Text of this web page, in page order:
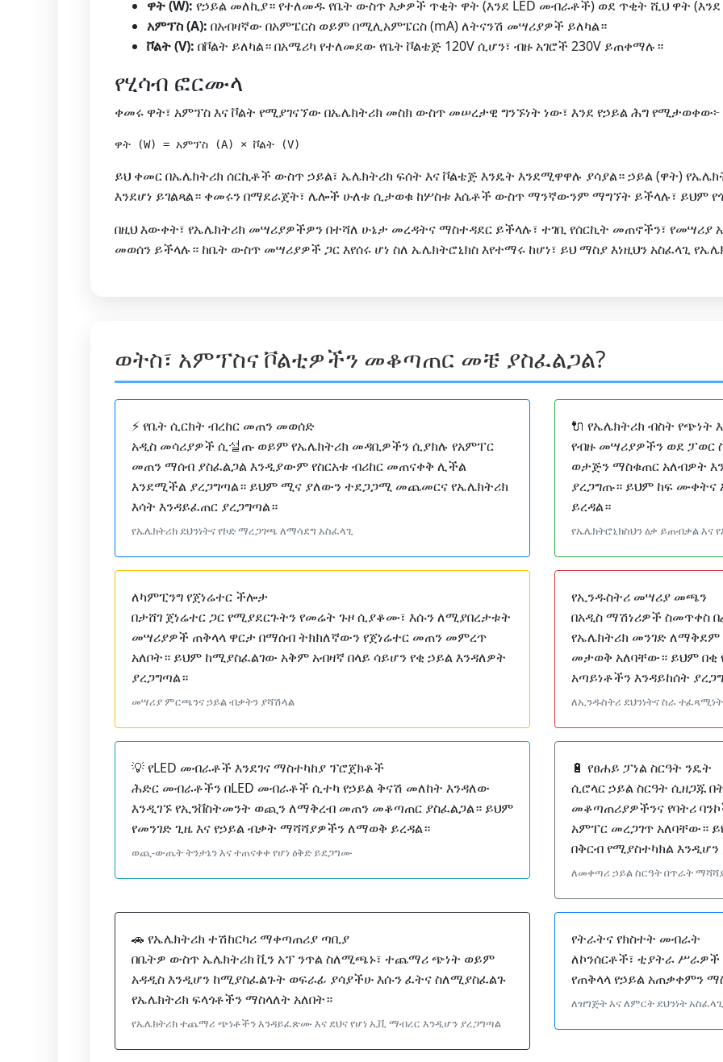
ዋት (W): የኃይል መለኪያ። የተለመዱ የቤት ውስጥ እቃዎች ጥቂት ዋት (እንደ LED መብራቶች) ወደ ጥቂት ሺህ ዋት
አምፕስ (A): በአብዛኛው በአምፔርስ ወይም በሚሊአምፔርስ (mA) ለትናንሽ መሣሪያዎች ይለካል።
ቮልት (V): በቮልት ይለካል። በአሜሪካ የተለመደው የቤት ቮልቴጅ 120V ሲሆን፣ ብዙ አገሮች 230V ይጠቀማሉ።
የሂሳብ ፎርሙላ
ቀመሩ ዋት፣ አምፕስ እና ቮልት የሚያገናኘው በኤሌክትሪክ መስክ ውስጥ መሠረታዊ ግንኙነት ነው፣ እንደ የኃይል ሕግ የሚታወቀው፦
ይህ ቀመር በኤሌክትሪክ ሰርኪቶች ውስጥ ኃይል፣ ኤሌክትሪክ ፍሰት እና ቮልቴጅ እንዴት እንደሚዋዋሉ ያሳያል። ኃይል (ዋት)
እንደሆነ ይገልጻል። ቀመሩን በማደራጀት፣ ሌሎች ሁለቱ ሲታወቁ ከሦስቱ እሴቶች ውስጥ ማንኛውንም ማግኘት ይችላሉ፣ ይህም
በዚህ እውቀት፣ የኤሌክትሪክ መሣሪያዎችዎን በተሻለ ሁኔታ መረዳትና ማስተዳደር ይችላሉ፣ ተገቢ የሰርኪት መጠኖችን፣ የመሣሪያ
መወሰን ይችላሉ። ከቤት ውስጥ መሣሪያዎች ጋር እየሰሩ ሆነ ስለ ኤሌክትሮኒክስ እየተማሩ ከሆነ፣ ይህ ማስያ እነዚህን አስፈላጊ
ወትስ፣ አምፕስና ቮልቲዎችን መቆጣጠር መቼ ያስፈልጋል?
⚡ የቤት ሲርክት ብረከር መጠን መወሰድ
አዲስ መሳሪያዎች ሲ설ጡ ወይም የኤሌክትሪክ መዳቢዎችን ሲያክሉ የአምፐር
መጠን ማሰብ ያስፈልጋል እንዲያውም የስርአቱ ብሪከር መጠናቀቅ ሊችል
እንደሚችል ያረጋግጣል። ይህም ሚና ያለውን ተደጋጋሚ መጨመርና የኤሌክትሪክ
እሳት እንዳይፈጠር ያረጋግጣል።
የኤሌክትሪክ ደህንነትና የኮድ ማረጋገጫ ለማሳደግ አስፈላጊ
🔌 የኤሌክትሪክ ብስት የጭነት
የብዙ መሣሪያዎችን ወደ ፓወር
ወታጅን ማስቁጠር አለብዎት
ያረጋግጡ። ይህም ከፍ ሙቀትና
ይረዳል።
የኤሌክትሮኒክስህን ዕቃ ይጠብቃል እና
ለካምፒንግ የጀነሬተር ችሎታ
በታሸገ ጀነሬተር ጋር የሚያደርጉትን የመሬት ጉዞ ሲያቆሙ፣ እሱን ለሚያበረታቱት
መሣሪያዎች ጠቅላላ ዋርታ በማሰብ ትክክለኛውን የጀነሬተር መጠን መምረጥ
አለቦት። ይህም ከሚያስፈልገው አቅም አብዛኛ በላይ ሳይሆን የቂ ኃይል እንዳለዎት
ያረጋግጣል።
መሣሪያ ምርጫንና ኃይል ብቃትን ያሻሽላል
የኢንዱስትሪ መሣሪያ መጫን
በአዲስ ማሽነሪዎች ስመጥቀስ
የኤሌክትሪክ መንገድ
መታወቅ አለባቸው። ይህም በቂ
አጣይነቶችን እንዳይከሰት
ለኢንዱስትሪ ደህንነትና ስራ
💡 የLED መብራቶች እንደገና ማስተካከያ ፕሮጀክቶች
ሕድር መብራቶችን በLED መብራቶች ሲተካ የኃይል ቅናሽ መለከት እንዳለው
እንዲገኙ የኢንቨስትመንት ወጪን ለማቅረብ መጠን መቆጣጠር ያስፈልጋል። ይህም
የመንገድ ጊዜ እና የኃይል ብቃት ማሻሻያዎችን ለማወቅ ይረዳል።
ወጪ-ውጤት ትንታኔን እና ተጠናቀቀ የሆነ ዕቅድ ይደጋግሙ
🔋 የፀሐይ ፓነል ስርዓት ንዴት
ሲሮላር ኃይል ስርዓት ሲዘጋጁ
መቆጣጠሪያዎችንና የባትሪ
አምፐር መረጋገጥ አለባቸው።
በቅርብ የሚያስተካክል እንዲሆን
ለመቀጣሪ ኃይል ስርዓት በጥራት
🚗 የኤሌክትሪክ ተሽከርካሪ ማቀጣጠሪያ ጣቢያ
በቤትዎ ውስጥ ኤሌክትሪክ ቪን አፕ ንጥል ስለሚጫኑ፣ ተጨማሪ ጭነት ወይም
አዳዲስ እንዲሆን ከሚያስፈልጉት ወፍራፊ ያሳያችሁ እሱን ፈትና ስለሚያስፈልጉ
የኤሌክትሪክ ፍላጎቶችን ማስላለት አለበት።
የኤሌክትሪክ ተጨማሪ ጭነቶችን እንዳይፈጽሙ እና ደህና የሆነ ኢቪ ማብረር እንዲሆን ያረጋግጣል
የትራትና የክስተት መብራት
ለኮንሰርቶች፣ ቲያትራ
የጠቅላላ የኃይል አጠቃቀምን
ለዝግጅት እና ለምርት ደህንነት አስፈላጊ